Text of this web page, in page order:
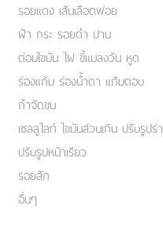
รอยแดง เส้นเลือดฟอย
ฝ้า กระ รอยดำ ปาน
ต่อมไขมัน ไฝ ขี้แมลงวัน หูด
ร่องแก้ม ร่องน้ำตา แก้มตอบ
กำจัดขน
เชลลูไลท์ ไขมันส่วนเกิน ปรับรูปร่
ปรับรูปหน้าเรียว
รอยสัก
อื่นๆ